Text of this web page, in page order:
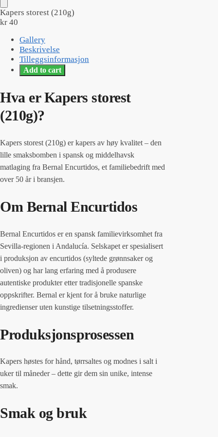
Kapers storest (210g)
kr 40
Gallery
Beskrivelse
Tilleggsinformasjon
Add to cart
Hva er Kapers storest
(210g)?
Kapers storest (210g) er kapers av høy kvalitet – den
lille smaksbomben i spansk og middelhavsk
matlaging fra Bernal Encurtidos, et familiebedrift med
over 50 år i bransjen.
Om Bernal Encurtidos
Bernal Encurtidos er en spansk familievirksomhet fra
Sevilla-regionen i Andalucía. Selskapet er spesialisert
i produksjon av encurtidos (syltede grønnsaker og
oliven) og har lang erfaring med å produsere
autentiske produkter etter tradisjonelle spanske
oppskrifter. Bernal er kjent for å bruke naturlige
ingredienser uten kunstige tilsetningsstoffer.
Produksjonsprosessen
Kapers høstes for hånd, tørrsaltes og modnes i salt i
uker til måneder – dette gir dem sin unike, intense
smak.
Smak og bruk